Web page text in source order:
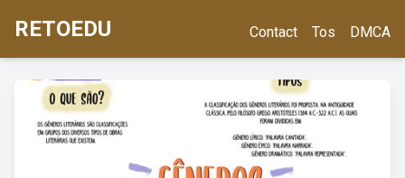
RETOEDU Contact Tos DMCA